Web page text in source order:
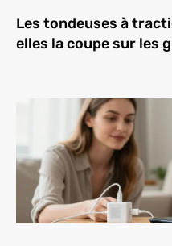
Les tondeuses à
elles la coupe sur les